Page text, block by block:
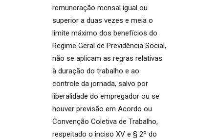
remuneração mensal igual ou
superior a duas vezes e meia o
limite máximo dos benefícios do
Regime Geral de Previdência Social,
não se aplicam as regras relativas
à duração do trabalho e ao
controle da jornada, salvo por
liberalidade do empregador ou se
houver previsão em Acordo ou
Convenção Coletiva de Trabalho,
respeitado o inciso XV e § 2º do